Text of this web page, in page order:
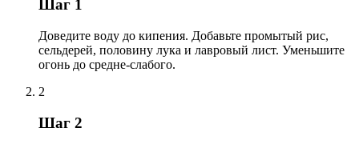
Шаг 1
Доведите воду до кипения. Добавьте промытый рис,
сельдерей, половину лука и лавровый лист. Уменьшите
огонь до средне-слабого.
2
Шаг 2